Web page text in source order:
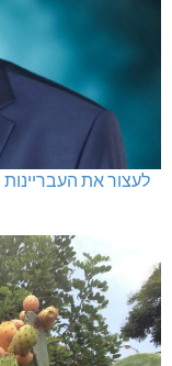
נהריה: אלימות נגד